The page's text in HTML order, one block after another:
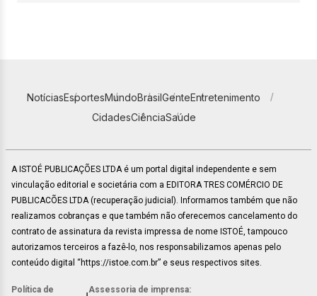
NotíciasEsportesMundoBrasilGenteEntretenimento
CidadesCiênciaSaúde
A ISTOÉ PUBLICAÇÕES LTDA é um portal digital independente e sem
vinculação editorial e societária com a EDITORA TRES COMÉRCIO DE
PUBLICACÕES LTDA (recuperação judicial). Informamos também que não
realizamos cobranças e que também não oferecemos cancelamento do
contrato de assinatura da revista impressa de nome ISTOÉ, tampouco
autorizamos terceiros a fazê-lo, nos responsabilizamos apenas pelo
conteúdo digital “https://istoe.com.br” e seus respectivos sites.
Política de Assessoria de imprensa: